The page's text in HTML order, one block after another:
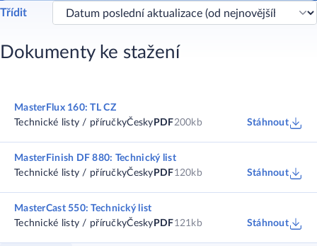
Třídit
Dokumenty ke stažení
MasterFlux 160: TL CZ
Technické listy / příručkyČesky PDF200kb Stáhnout
MasterFinish DF 880: Technický list
Technické listy / příručkyČesky PDF120kb Stáhnout
MasterCast 550: Technický list
Technické listy / příručkyČesky PDF121kb Stáhnout